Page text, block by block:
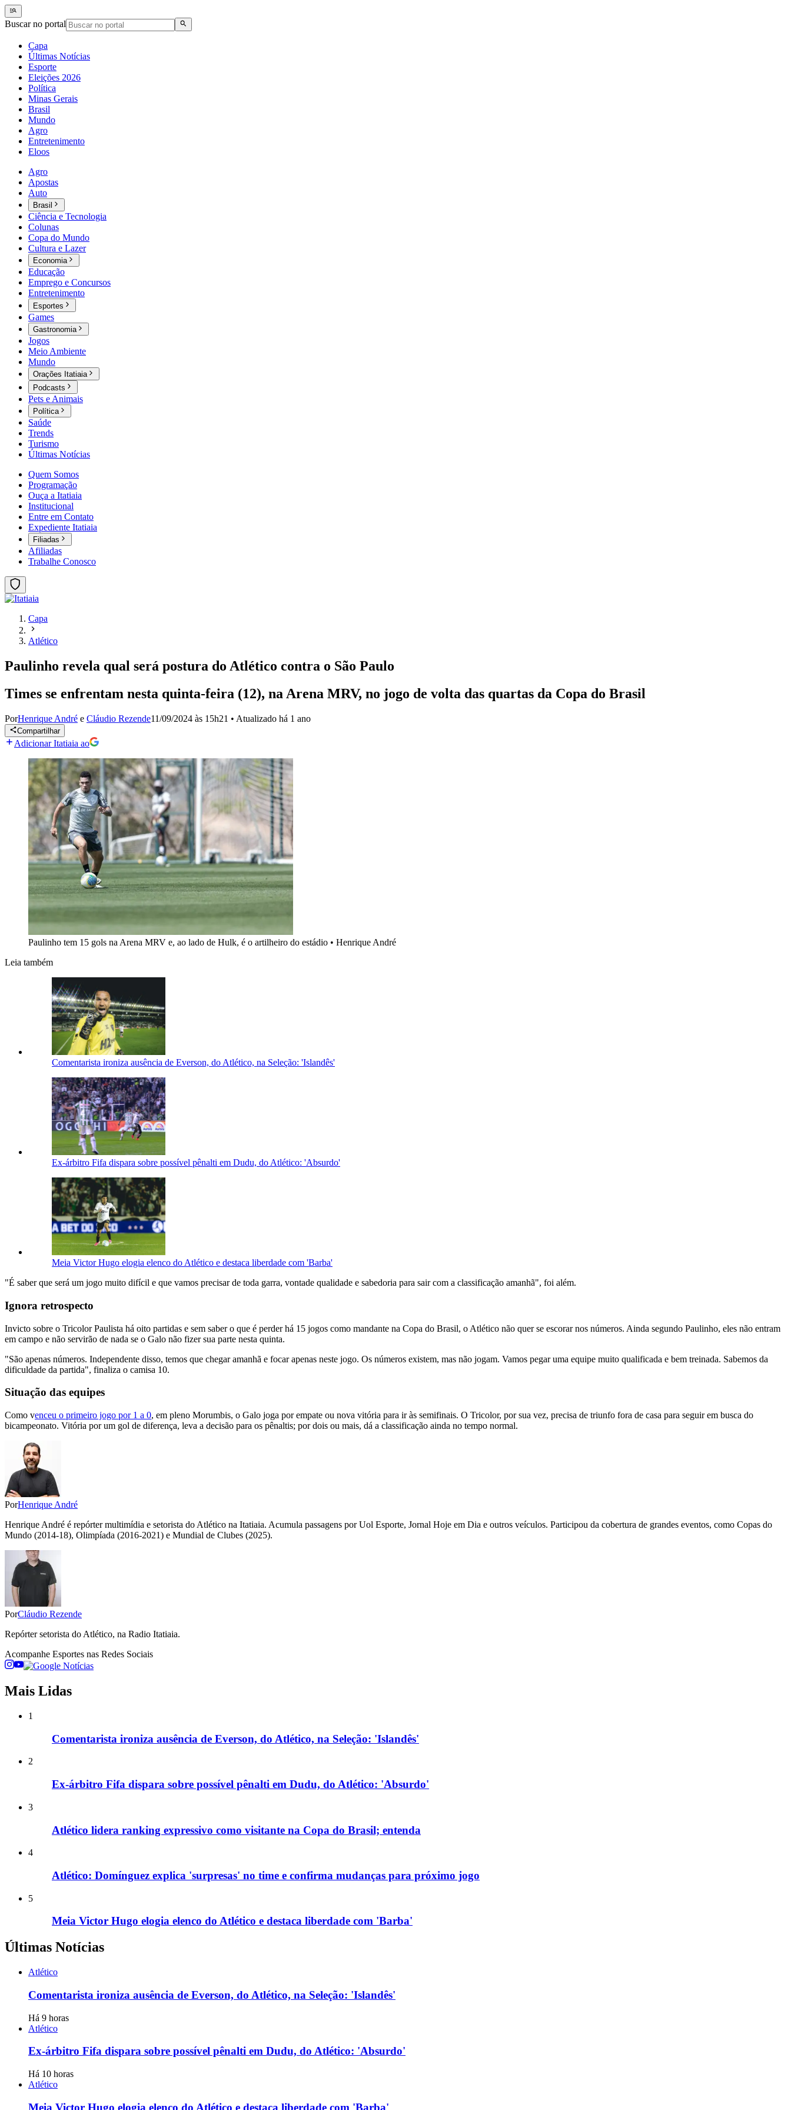
Buscar no portal
Capa
Últimas Notícias
Esporte
Eleições 2026
Política
Minas Gerais
Brasil
Mundo
Agro
Entretenimento
Eloos
Agro
Apostas
Auto
Brasil
Ciência e Tecnologia
Colunas
Copa do Mundo
Cultura e Lazer
Economia
Educação
Emprego e Concursos
Entretenimento
Esportes
Games
Gastronomia
Jogos
Meio Ambiente
Mundo
Orações Itatiaia
Podcasts
Pets e Animais
Política
Saúde
Trends
Turismo
Últimas Notícias
Quem Somos
Programação
Ouça a Itatiaia
Institucional
Entre em Contato
Expediente Itatiaia
Filiadas
Afiliadas
Trabalhe Conosco
Capa
Atlético
Paulinho revela qual será postura do Atlético contra o São Paulo
Times se enfrentam nesta quinta-feira (12), na Arena MRV, no jogo de volta das quartas da Copa do Brasil
PorHenrique André e Cláudio Rezende11/09/2024 às 15h21 • Atualizado há 1 ano
Compartilhar
Adicionar Itatiaia ao
Paulinho tem 15 gols na Arena MRV e, ao lado de Hulk, é o artilheiro do estádio • Henrique André
Leia também
Comentarista ironiza ausência de Everson, do Atlético, na Seleção: 'Islandês'
Ex-árbitro Fifa dispara sobre possível pênalti em Dudu, do Atlético: 'Absurdo'
Meia Victor Hugo elogia elenco do Atlético e destaca liberdade com 'Barba'
"É saber que será um jogo muito difícil e que vamos precisar de toda garra, vontade qualidade e sabedoria para sair com a classificação amanhã", foi além.
Ignora retrospecto
Invicto sobre o Tricolor Paulista há oito partidas e sem saber o que é perder há 15 jogos como mandante na Copa do Brasil, o Atlético não quer se escorar nos números. Ainda segundo Paulinho, eles não entram
em campo e não servirão de nada se o Galo não fizer sua parte nesta quinta.
"São apenas números. Independente disso, temos que chegar amanhã e focar apenas neste jogo. Os números existem, mas não jogam. Vamos pegar uma equipe muito qualificada e bem treinada. Sabemos da
dificuldade da partida", finaliza o camisa 10.
Situação das equipes
Como venceu o primeiro jogo por 1 a 0, em pleno Morumbis, o Galo joga por empate ou nova vitória para ir às semifinais. O Tricolor, por sua vez, precisa de triunfo fora de casa para seguir em busca do
bicampeonato. Vitória por um gol de diferença, leva a decisão para os pênaltis; por dois ou mais, dá a classificação ainda no tempo normal.
PorHenrique André
Henrique André é repórter multimídia e setorista do Atlético na Itatiaia. Acumula passagens por Uol Esporte, Jornal Hoje em Dia e outros veículos. Participou da cobertura de grandes eventos, como Copas do
Mundo (2014-18), Olimpíada (2016-2021) e Mundial de Clubes (2025).
PorCláudio Rezende
Repórter setorista do Atlético, na Radio Itatiaia.
Acompanhe Esportes nas Redes Sociais
Mais Lidas
1
Comentarista ironiza ausência de Everson, do Atlético, na Seleção: 'Islandês'
2
Ex-árbitro Fifa dispara sobre possível pênalti em Dudu, do Atlético: 'Absurdo'
3
Atlético lidera ranking expressivo como visitante na Copa do Brasil; entenda
4
Atlético: Domínguez explica 'surpresas' no time e confirma mudanças para próximo jogo
5
Meia Victor Hugo elogia elenco do Atlético e destaca liberdade com 'Barba'
Últimas Notícias
Atlético
Comentarista ironiza ausência de Everson, do Atlético, na Seleção: 'Islandês'
Há 9 horas
Atlético
Ex-árbitro Fifa dispara sobre possível pênalti em Dudu, do Atlético: 'Absurdo'
Há 10 horas
Atlético
Meia Victor Hugo elogia elenco do Atlético e destaca liberdade com 'Barba'